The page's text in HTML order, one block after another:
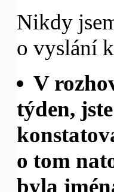
Nikdy
o vyslání
V
týden,
o tom
byla